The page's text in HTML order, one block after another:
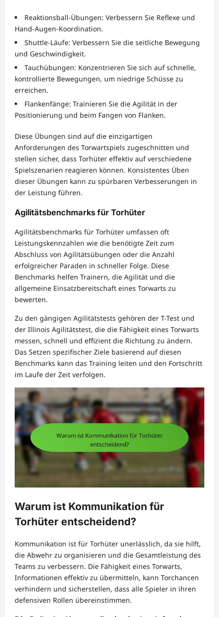
Reaktionsball-Übungen: Verbessern Sie Reflexe und
Hand-Augen-Koordination.
Shuttle-Läufe: Verbessern Sie die seitliche Bewegung
und Geschwindigkeit.
Tauchübungen: Konzentrieren Sie sich auf schnelle,
kontrollierte Bewegungen, um niedrige Schüsse zu
erreichen.
Flankenfänge: Trainieren Sie die Agilität in der
Positionierung und beim Fangen von Flanken.
Diese Übungen sind auf die einzigartigen
Anforderungen des Torwartspiels zugeschnitten und
stellen sicher, dass Torhüter effektiv auf verschiedene
Spielszenarien reagieren können. Konsistentes Üben
dieser Übungen kann zu spürbaren Verbesserungen in
der Leistung führen.
Agilitätsbenchmarks für Torhüter
Agilitätsbenchmarks für Torhüter umfassen oft
Leistungskennzahlen wie die benötigte Zeit zum
Abschluss von Agilitätsübungen oder die Anzahl
erfolgreicher Paraden in schneller Folge. Diese
Benchmarks helfen Trainern, die Agilität und die
allgemeine Einsatzbereitschaft eines Torwarts zu
bewerten.
Zu den gängigen Agilitätstests gehören der T-Test und
der Illinois Agilitätstest, die die Fähigkeit eines Torwarts
messen, schnell und effizient die Richtung zu ändern.
Das Setzen spezifischer Ziele basierend auf diesen
Benchmarks kann das Training leiten und den Fortschritt
im Laufe der Zeit verfolgen.
Warum ist Kommunikation für
Torhüter entscheidend?
Kommunikation ist für Torhüter unerlässlich, da sie hilft,
die Abwehr zu organisieren und die Gesamtleistung des
Teams zu verbessern. Die Fähigkeit eines Torwarts,
Informationen effektiv zu übermitteln, kann Torchancen
verhindern und sicherstellen, dass alle Spieler in ihren
defensiven Rollen übereinstimmen.